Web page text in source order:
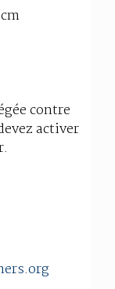
contre
activer